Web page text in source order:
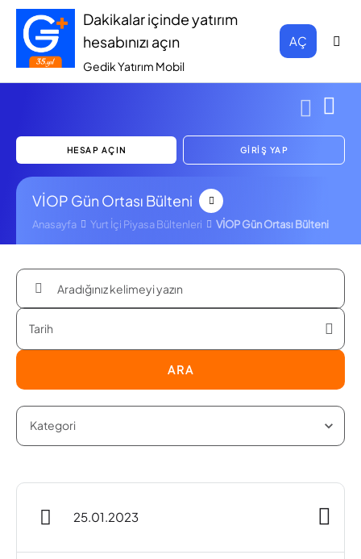
Dakikalar içinde yatırım
hesabınızı açın
Gedik Yatırım Mobil
AÇ
HESAP AÇIN GİRİŞ YAP
VİOP Gün Ortası Bülteni
Anasayfa Yurt İçi Piyasa Bültenleri VİOP Gün Ortası Bülteni
ARA
25.01.2023